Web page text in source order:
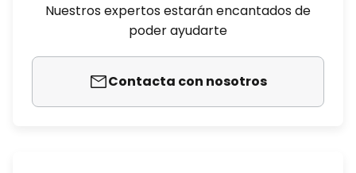
Nuestros expertos estarán encantados de
poder ayudarte
Contacta con nosotros